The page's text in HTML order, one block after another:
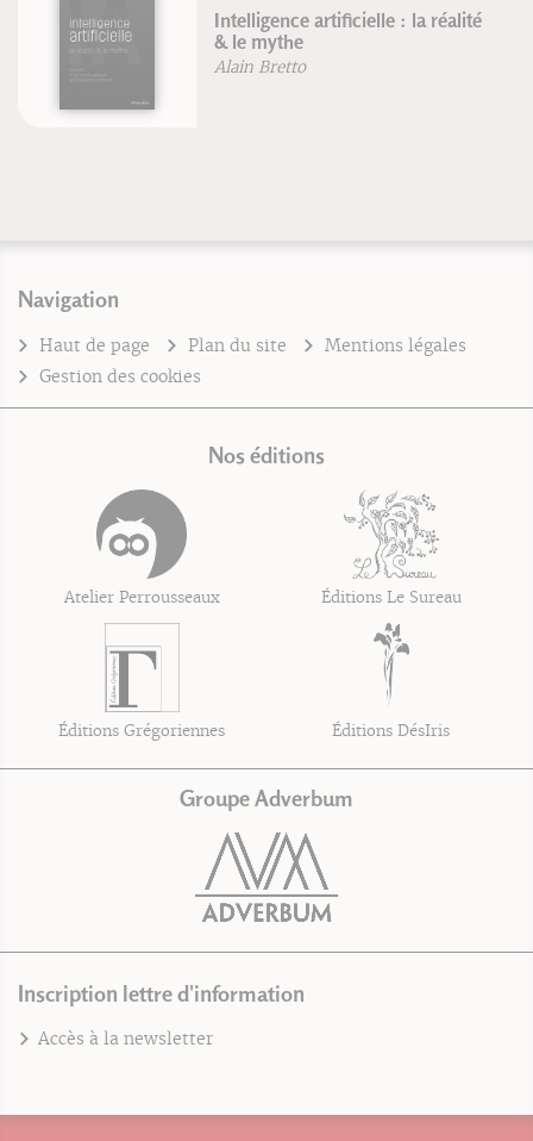
Intelligence artificielle : la réalité
& le mythe
Alain Bretto
Navigation
Haut de page Plan du site
Mentions légales
Gestion des cookies
Nos éditions
Atelier Perrousseaux Éditions Le Sureau
Éditions Grégoriennes Éditions DésIris
Groupe Adverbum
Inscription lettre d'information
Accès à la newsletter